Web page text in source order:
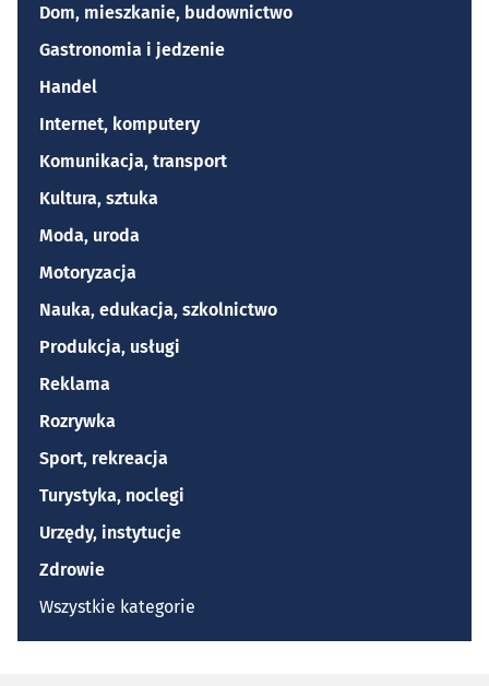
Dom, mieszkanie, budownictwo
Gastronomia i jedzenie
Handel
Internet, komputery
Komunikacja, transport
Kultura, sztuka
Moda, uroda
Motoryzacja
Nauka, edukacja, szkolnictwo
Produkcja, usługi
Reklama
Rozrywka
Sport, rekreacja
Turystyka, noclegi
Urzędy, instytucje
Zdrowie
Wszystkie kategorie